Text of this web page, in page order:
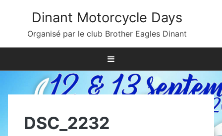
Dinant Motorcycle Days
Organisé par le club Brother Eagles Dinant
DSC_2232